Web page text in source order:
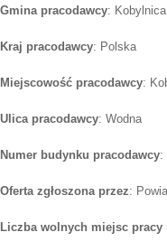
Gmina pracodawcy: Kobylnica
Kraj pracodawcy: Polska
Miejscowość pracodawcy:
Ulica pracodawcy: Wodna
Numer budynku pracodawcy:
Oferta zgłoszona przez:
Liczba wolnych miejsc